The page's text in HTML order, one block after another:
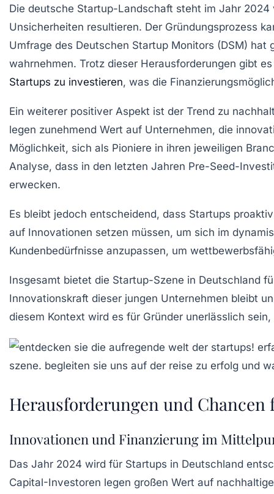
Die deutsche Startup-Landschaft steht im Jahr 2024
Unsicherheiten resultieren. Der Gründungsprozess
Umfrage des Deutschen Startup Monitors (DSM) hat
wahrnehmen. Trotz dieser Herausforderungen gibt
Startups zu investieren, was die
Ein weiterer positiver Aspekt ist der Trend zu
legen zunehmend Wert auf Unternehmen, die
Möglichkeit, sich als Pioniere in ihren jeweiligen
Analyse, dass in den letzten Jahren Pre-Seed-
erwecken.
Es bleibt jedoch entscheidend, dass Startups proaktiv
auf Innovationen setzen müssen, um sich im
Kundenbedürfnisse anzupassen, um
Insgesamt bietet die Startup-Szene in Deutschland
Innovationskraft dieser jungen Unternehmen bleibt
diesem Kontext wird es für Gründer unerlässlich
Herausforderungen und
Innovationen und Finanzierung im
Das Jahr 2024 wird für Startups in Deutschland
Capital-Investoren legen großen Wert auf